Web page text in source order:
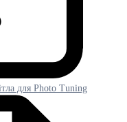
для Photo Tuning